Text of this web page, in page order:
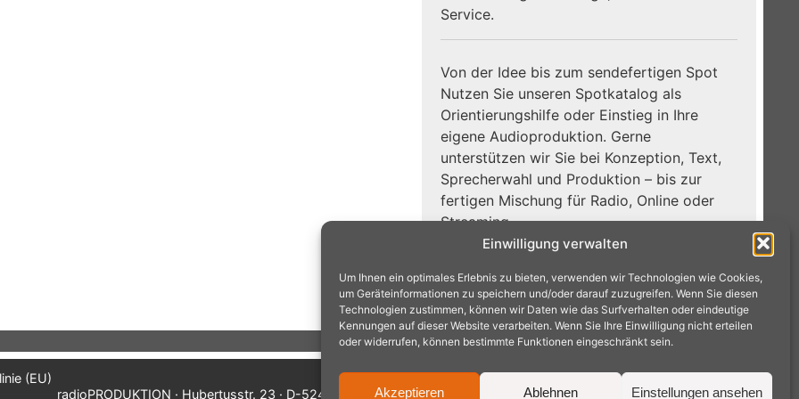
Einwilligung verwalten
Um Ihnen ein optimales Erlebnis zu bieten, verwenden wir Technologien wie Cookies,
um Geräteinformationen zu speichern und/oder darauf zuzugreifen. Wenn Sie diesen
Technologien zustimmen, können wir Daten wie das Surfverhalten oder eindeutige
Kennungen auf dieser Website verarbeiten. Wenn Sie Ihre Einwilligung nicht erteilen
oder widerrufen, können bestimmte Funktionen eingeschränkt sein.
Akzeptieren Ablehnen Einstellungen ansehen
Service.
Von der Idee bis zum sendefertigen Spot
Nutzen Sie unseren Spotkatalog als
Orientierungshilfe oder Einstieg in Ihre
eigene Audioproduktion. Gerne
unterstützen wir Sie bei Konzeption, Text,
Sprecherwahl und Produktion – bis zur
fertigen Mischung für Radio, Online oder
Streaming.
Spotkatalog →
(EU)
radioPRODUKTION · Hubertusstr. 23 · D-52477 Alsdorf/Aachen · Tel.: 02404 9575240 ·
mail@radioproduktion.de